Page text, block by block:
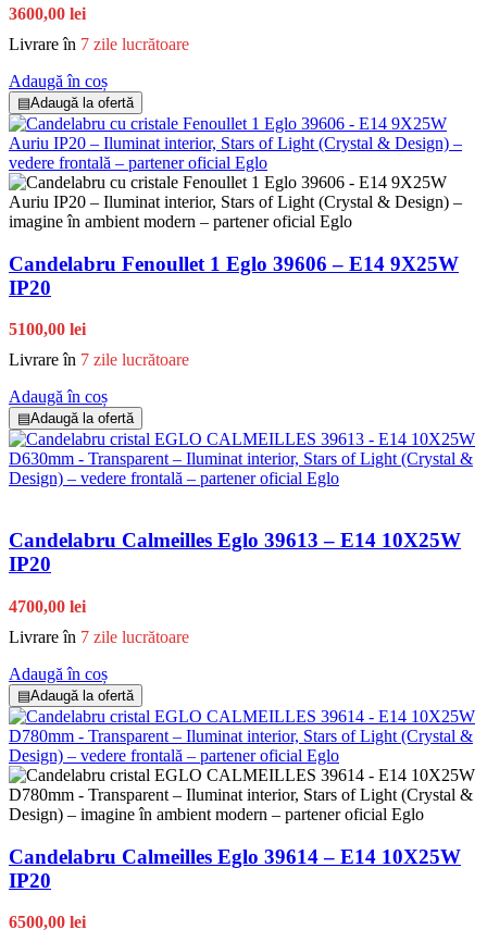
3600,00 lei
Livrare în 7 zile lucrătoare
Adaugă în coș
▤Adaugă la ofertă
Candelabru Fenoullet 1 Eglo 39606 – E14 9X25W
IP20
5100,00 lei
Livrare în 7 zile lucrătoare
Adaugă în coș
▤Adaugă la ofertă
Candelabru Calmeilles Eglo 39613 – E14 10X25W
IP20
4700,00 lei
Livrare în 7 zile lucrătoare
Adaugă în coș
▤Adaugă la ofertă
Candelabru Calmeilles Eglo 39614 – E14 10X25W
IP20
6500,00 lei